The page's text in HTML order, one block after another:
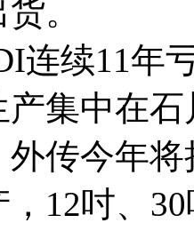
。
连续11年
产集中在
传今年将
，12吋、